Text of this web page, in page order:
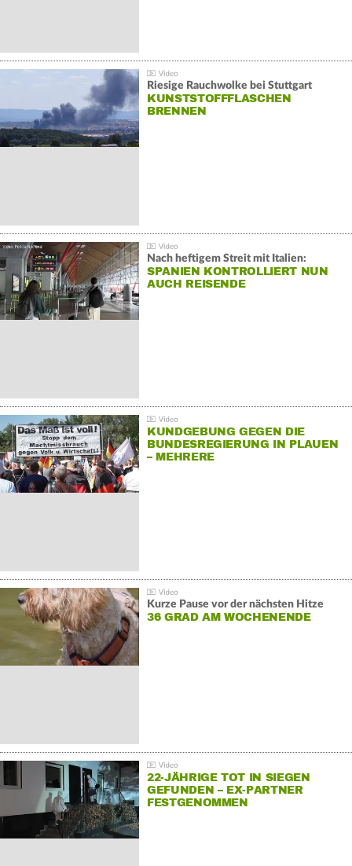
Riesige Rauchwolke bei Stuttgart
KUNSTSTOFFFLASCHEN
BRENNEN
Nach heftigem Streit mit Italien:
SPANIEN KONTROLLIERT NUN
AUCH REISENDE
KUNDGEBUNG GEGEN DIE
BUNDESREGIERUNG IN PLAUEN
– MEHRERE
Kurze Pause vor der nächsten Hitze
36 GRAD AM WOCHENENDE
22-JÄHRIGE TOT IN SIEGEN
GEFUNDEN – EX-PARTNER
FESTGENOMMEN